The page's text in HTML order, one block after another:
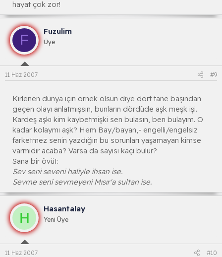
hayat çok zor!
F
Fuzulim
Üye
11 Haz 2007 #9
Kirlenen dünya için örnek olsun diye dört tane başından
geçen olayı anlatmışsın, bunların dördüde aşk meşk işi.
Kardeş aşkı kim kaybetmişki sen bulasın, ben bulayım. O
kadar kolaymı aşk? Hem Bay/bayan,- engelli/engelsiz
farketmez senin yazdığın bu sorunları yaşamayan kimse
varmıdır acaba? Varsa da sayısı kaçı bulur?
Sana bir övüt:
Sev seni seveni haliyle ihsan ise.
Sevme seni sevmeyeni Mısır'a sultan ise.
H
Hasantalay
Yeni Üye
11 Haz 2007 #10